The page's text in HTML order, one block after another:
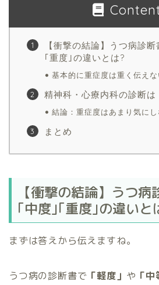
【衝撃の結論】うつ病診
｢重度｣の違いとは?
基本的に重症度は重く伝えな
精神科・心療内科の診断は
結論：重症度はあまり気に
まとめ
【衝撃の結論】うつ病
｢中度｣｢重度｣の違いと
まずは答えから伝えますね。
うつ病の診断書で 「軽度」 や 「中